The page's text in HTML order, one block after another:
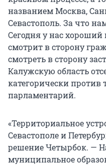
названием Москва,
Севастополь. За что
Сегодня у нас хороший
смотрит в сторону
смотреть в сторону
Калужскую область
категорически против
парламентарий.
«Территориальное
Севастополе и
решение Четырбок. —
муниципальное